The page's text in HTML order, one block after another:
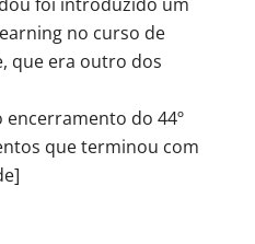
no curso de
que era outro dos
do 44º
que terminou com